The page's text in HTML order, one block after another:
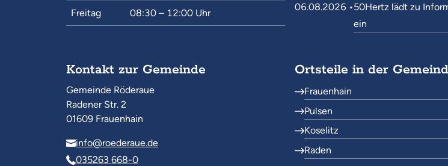
06.08.2026 •50Hertz lädt zu
ein
Ortsteile in der
Frauenhain
Pulsen
Koselitz
Raden
Kontakt zur Gemeinde
Gemeinde Röderaue
Radener Str. 2
01609 Frauenhain
info@roederaue.de
035263 668-0
Freitag 08:30 – 12:00 Uhr